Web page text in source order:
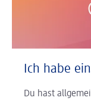
Ich habe
Du hast